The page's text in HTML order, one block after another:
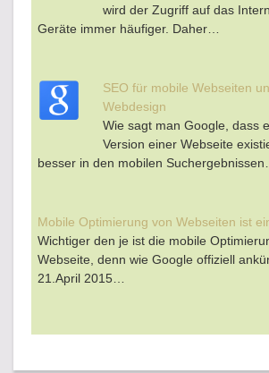
wird der Zugriff auf das
Geräte immer häufiger. Daher…
SEO für mobile Webseiten
Webdesign
Wie sagt man Google, dass
Version einer Webseite
besser in den mobilen
Mobile Optimierung von Webseiten ist
Wichtiger den je ist die mobile
Webseite, denn wie Google offiziell
21.April 2015…